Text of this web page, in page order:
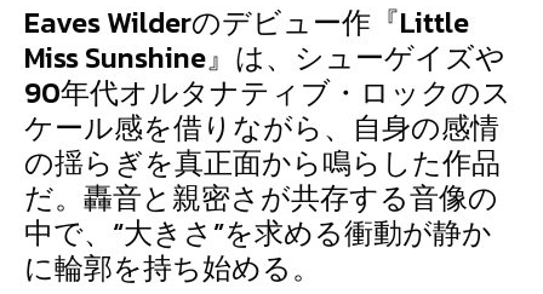
Eaves Wilderのデビュー作『Little
Miss Sunshine』は、シューゲイズや
90年代オルタナティブ・ロックのス
ケール感を借りながら、自身の感情
の揺らぎを真正面から鳴らした作品
だ。轟音と親密さが共存する音像の
中で、“大きさ”を求める衝動が静か
に輪郭を持ち始める。